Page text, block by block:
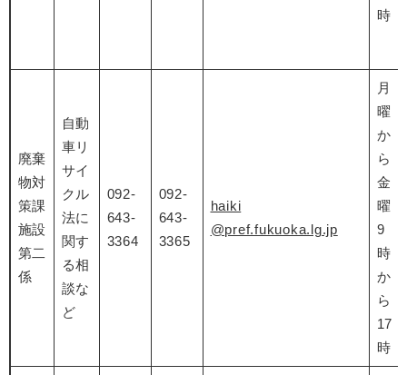
時
廃棄
物対
策課
施設
第二
係
自動
車リ
サイ
クル
法に
関す
る相
談な
ど
092-
643-
3364
092-
643-
3365
haiki
@pref.fukuoka.lg.jp
月
曜
か
ら
金
曜
9
時
か
ら
17
時